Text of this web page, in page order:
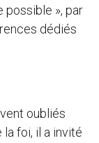
possible », par
dédiés
oubliés
foi, il a invité